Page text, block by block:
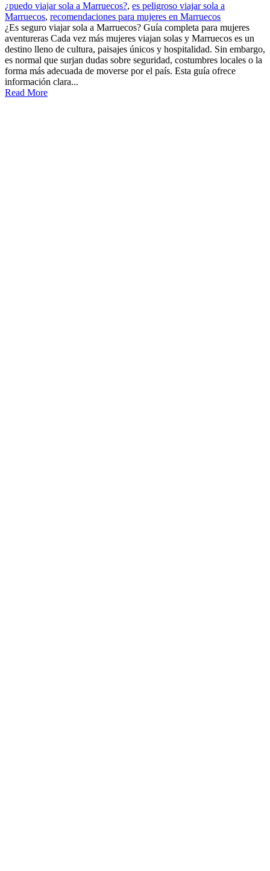
¿puedo viajar sola a Marruecos?, es peligroso viajar sola a
Marruecos, recomendaciones para mujeres en Marruecos
¿Es seguro viajar sola a Marruecos? Guía completa para mujeres
aventureras Cada vez más mujeres viajan solas y Marruecos es un
destino lleno de cultura, paisajes únicos y hospitalidad. Sin embargo,
es normal que surjan dudas sobre seguridad, costumbres locales o la
forma más adecuada de moverse por el país. Esta guía ofrece
información clara...
Read More